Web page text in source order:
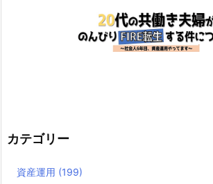
カテゴリー
資産運用 (199)